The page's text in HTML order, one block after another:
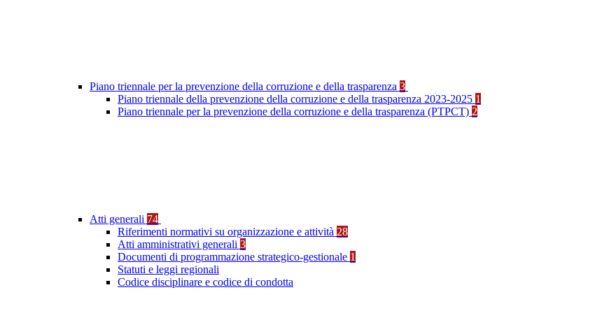
Piano triennale per la prevenzione della corruzione e della trasparenza 3
Piano triennale della prevenzione della corruzione e della trasparenza 2023-2025 1
Piano triennale per la prevenzione della corruzione e della trasparenza (PTPCT) 2
Atti generali 74
Riferimenti normativi su organizzazione e attività 28
Atti amministrativi generali 3
Documenti di programmazione strategico-gestionale 1
Statuti e leggi regionali
Codice disciplinare e codice di condotta